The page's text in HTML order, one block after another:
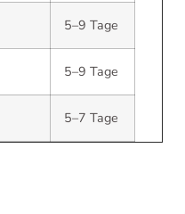
5–9 Tage
5–9 Tage
5–7 Tage